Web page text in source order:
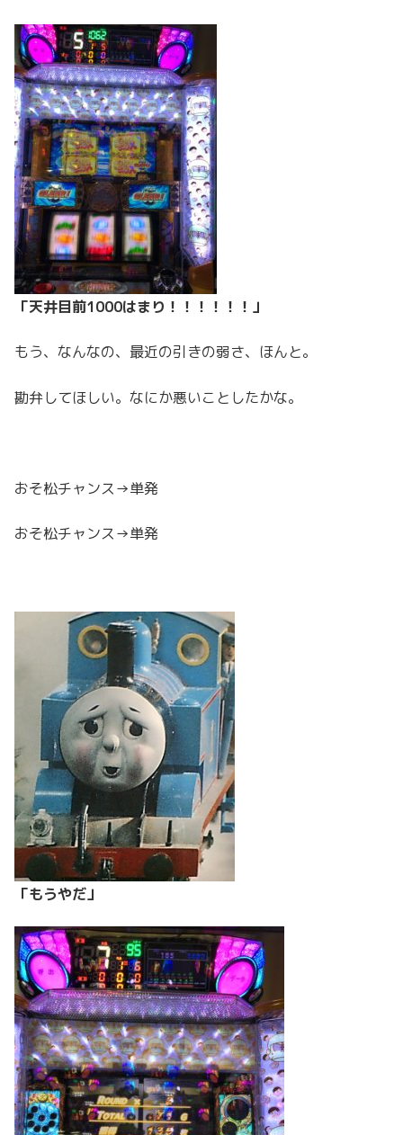
「天井目前1000はまり！！！！！！」
もう、なんなの、最近の引きの弱さ、ほんと。
勘弁してほしい。なにか悪いことしたかな。
おそ松チャンス→単発
おそ松チャンス→単発
「もうやだ」